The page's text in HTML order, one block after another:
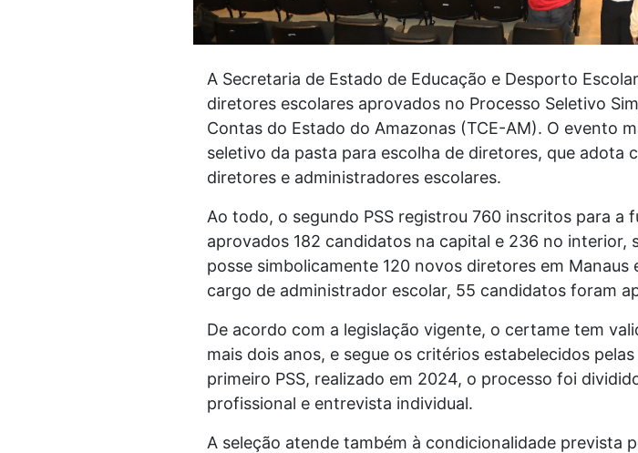
A Secretaria de Estado de Educação e Desporto
diretores escolares aprovados no Processo Seletivo
Contas do Estado do Amazonas (TCE-AM). O evento
seletivo da pasta para escolha de diretores, que
diretores e administradores escolares.
Ao todo, o segundo PSS registrou 760 inscritos para
aprovados 182 candidatos na capital e 236 no
posse simbolicamente 120 novos diretores em
cargo de administrador escolar, 55 candidatos foram
De acordo com a legislação vigente, o certame tem
mais dois anos, e segue os critérios estabelecidos
primeiro PSS, realizado em 2024, o processo foi
profissional e entrevista individual.
A seleção atende também à condicionalidade prevista